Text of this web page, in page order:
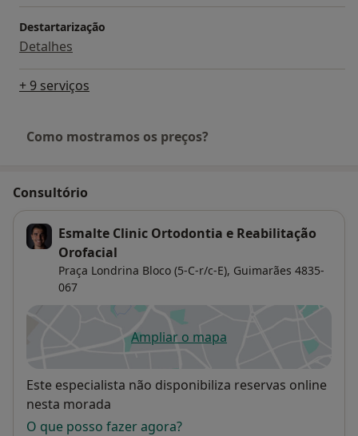
Destartarização
Detalhes
+ 9 serviços
Como mostramos os preços?
Consultório
Esmalte Clinic Ortodontia e Reabilitação
Orofacial
Praça Londrina Bloco (5-C-r/c-E), Guimarães 4835-
067
Ampliar o mapaabre num novo separador
Disponibilidade
Este especialista não disponibiliza reservas online
nesta morada
O que posso fazer agora?